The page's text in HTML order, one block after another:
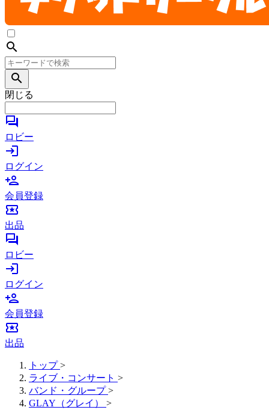
search
search
閉じる
forum
ロビー
login
ログイン
person_add
会員登録
local_activity
出品
forum
ロビー
login
ログイン
person_add
会員登録
local_activity
出品
トップ >
ライブ・コンサート >
バンド・グループ >
GLAY（グレイ）
>